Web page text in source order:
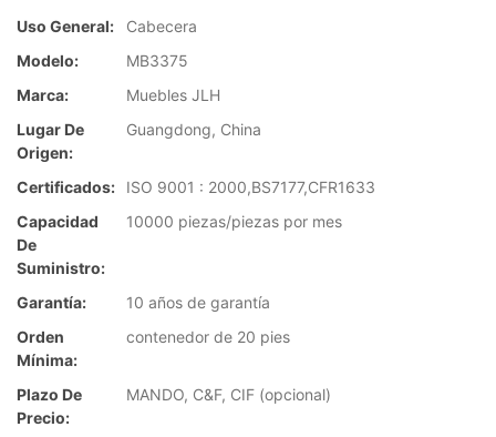
Uso General:
Cabecera
Modelo:
MB3375
Marca:
Muebles JLH
Lugar De
Origen:
Guangdong, China
Certificados:
ISO 9001 : 2000,BS7177,CFR1633
Capacidad
De
Suministro:
10000 piezas/piezas por mes
Garantía:
10 años de garantía
Orden
Mínima:
contenedor de 20 pies
Plazo De
Precio:
MANDO, C&F, CIF (opcional)